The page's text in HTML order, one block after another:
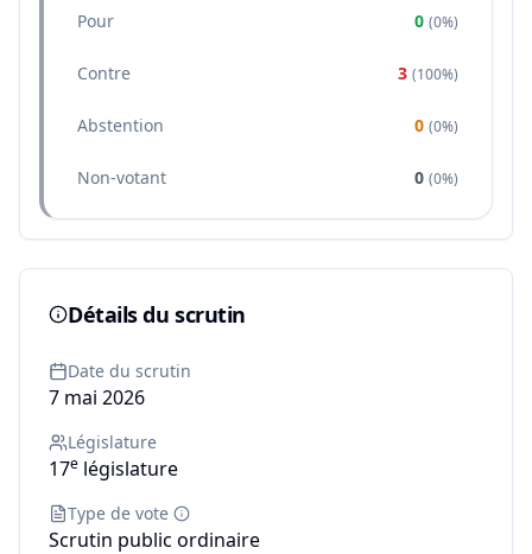
Pour 0 (0%)
Contre 3 (100%)
Abstention 0 (0%)
Non-votant 0 (0%)
Détails du scrutin
Date du scrutin
7 mai 2026
Législature
17e législature
Type de vote
Scrutin public ordinaire